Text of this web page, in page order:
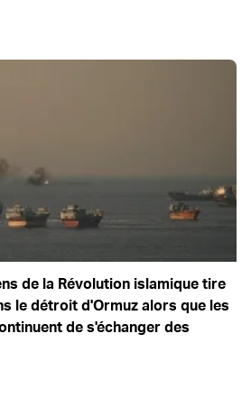
de la Révolution islamique tire
le détroit d'Ormuz alors que les
de s'échanger des